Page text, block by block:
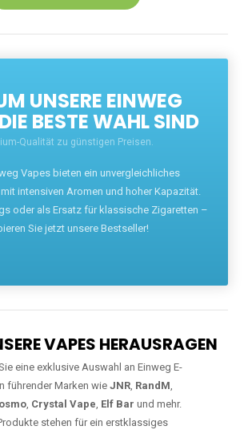
UNSERE EINWEG
BESTE WAHL SIND
Qualität zu günstigen Preisen.
Vapes bieten ein unvergleichliches
intensiven Aromen und hoher Kapazität.
oder als Ersatz für klassische Zigaretten –
Sie jetzt unsere Bestseller!
VAPES HERAUSRAGEN
eine exklusive Auswahl an Einweg E-
führender Marken wie JNR, RandM,
, Crystal Vape, Elf Bar und mehr.
stehen für ein erstklassiges